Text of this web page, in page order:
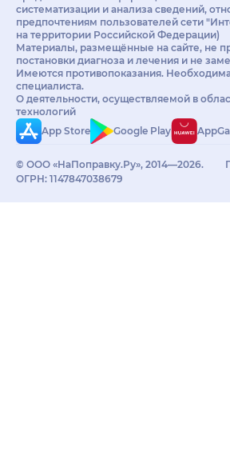
систематизации и анализа сведений,
предпочтениям пользователей сети
на территории Российской Федерации)
Материалы, размещённые на сайте, не
постановки диагноза и лечения и не
Имеются противопоказания.
специалиста.
О деятельности, осуществляемой в
технологий
App Store
Google Play
© ООО «НаПоправку.Ру», 2014—2026.
ОГРН: 1147847038679